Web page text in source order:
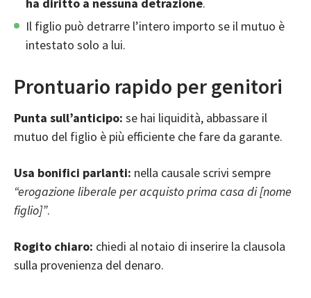
ha diritto a nessuna detrazione.
Il figlio può detrarre l’intero importo se il mutuo è
intestato solo a lui.
Prontuario rapido per genitori
Punta sull’anticipo: se hai liquidità, abbassare il
mutuo del figlio è più efficiente che fare da garante.
Usa bonifici parlanti: nella causale scrivi sempre
“erogazione liberale per acquisto prima casa di [nome
figlio]”.
Rogito chiaro: chiedi al notaio di inserire la clausola
sulla provenienza del denaro.